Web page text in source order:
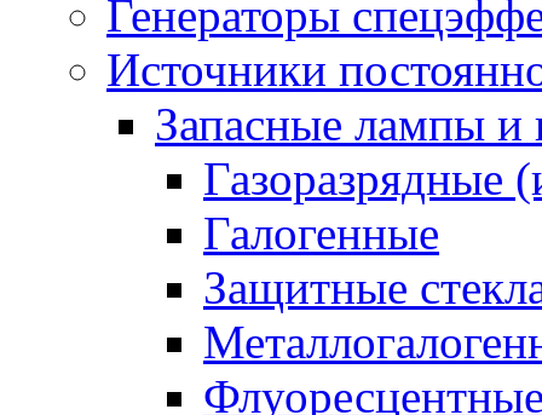
Генераторы
Источники
Запасные лампы и
Газоразрядные
Галогенные
Защитные